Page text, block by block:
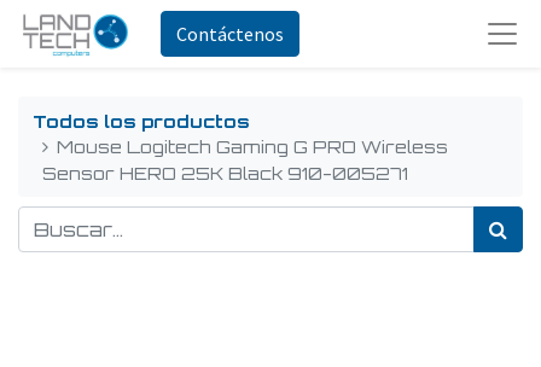
Contáctenos
Todos los productos
Mouse Logitech Gaming G PRO Wireless
Sensor HERO 25K Black 910-005271